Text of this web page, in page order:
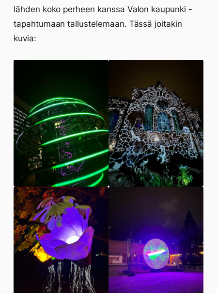
lähden koko perheen kanssa Valon kaupunki -
tapahtumaan tallustelemaan. Tässä joitakin
kuvia: